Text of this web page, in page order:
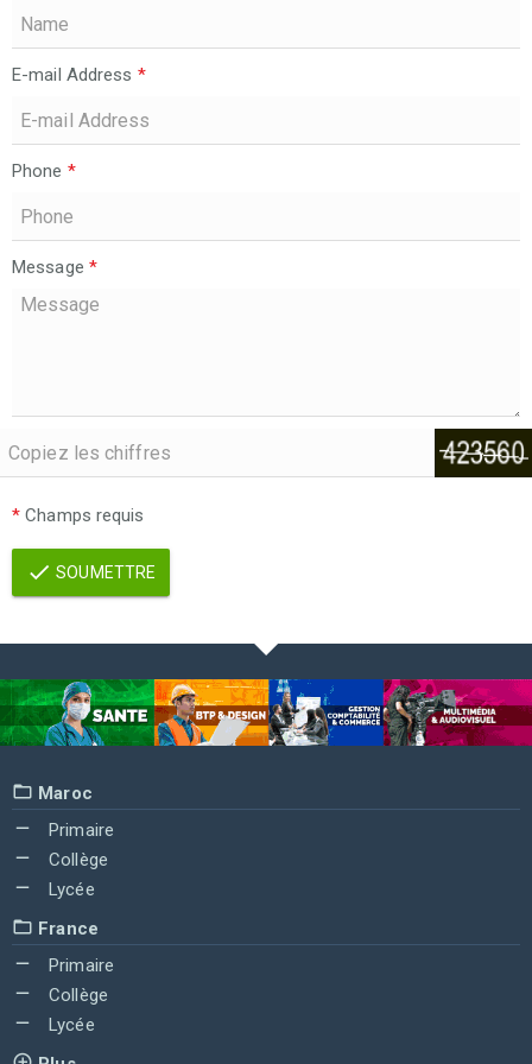
E-mail Address *
Phone *
Message *
* Champs requis
SOUMETTRE
Maroc
Primaire
Collège
Lycée
France
Primaire
Collège
Lycée